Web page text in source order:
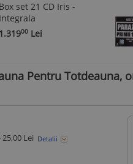
Box set 21 CD Iris -
Integrala
1.31900 Lei
Pentru Totdeauna,
Lei Detalii